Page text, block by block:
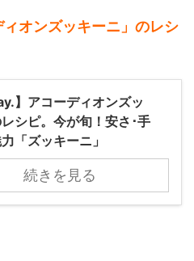
ィオンズッキーニ」のレシ
】アコーディオンズッ
シピ。今が旬！安さ･手
「ズッキーニ」
続きを見る